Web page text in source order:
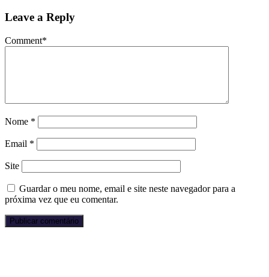
Leave a Reply
Comment*
Nome *
Email *
Site
Guardar o meu nome, email e site neste navegador para a
próxima vez que eu comentar.